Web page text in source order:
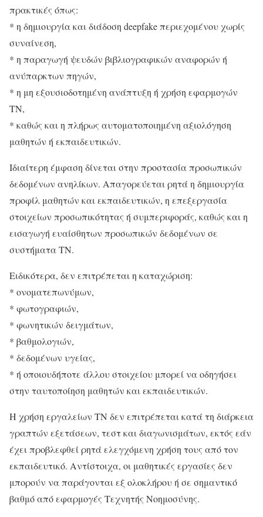
πρακτικές όπως:
* η δημιουργία και διάδοση deepfake περιεχομένου χωρίς
συναίνεση,
* η παραγωγή ψευδών βιβλιογραφικών αναφορών ή
ανύπαρκτων πηγών,
* η μη εξουσιοδοτημένη ανάπτυξη ή χρήση εφαρμογών
ΤΝ,
* καθώς και η πλήρως αυτοματοποιημένη αξιολόγηση
μαθητών ή εκπαιδευτικών.
Ιδιαίτερη έμφαση δίνεται στην προστασία προσωπικών
δεδομένων ανηλίκων. Απαγορεύεται ρητά η δημιουργία
προφίλ μαθητών και εκπαιδευτικών, η επεξεργασία
στοιχείων προσωπικότητας ή συμπεριφοράς, καθώς και η
εισαγωγή ευαίσθητων προσωπικών δεδομένων σε
συστήματα ΤΝ.
Ειδικότερα, δεν επιτρέπεται η καταχώριση:
* ονοματεπωνύμων,
* φωτογραφιών,
* φωνητικών δειγμάτων,
* βαθμολογιών,
* δεδομένων υγείας,
* ή οποιουδήποτε άλλου στοιχείου μπορεί να οδηγήσει
στην ταυτοποίηση μαθητών και εκπαιδευτικών.
Η χρήση εργαλείων ΤΝ δεν επιτρέπεται κατά τη διάρκεια
γραπτών εξετάσεων, τεστ και διαγωνισμάτων, εκτός εάν
έχει προβλεφθεί ρητά ελεγχόμενη χρήση τους από τον
εκπαιδευτικό. Αντίστοιχα, οι μαθητικές εργασίες δεν
μπορούν να παράγονται εξ ολοκλήρου ή σε σημαντικό
βαθμό από εφαρμογές Τεχνητής Νοημοσύνης.